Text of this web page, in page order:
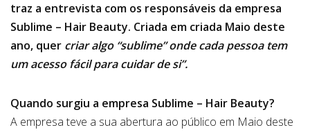
traz a entrevista com os responsáveis da empresa
Sublime – Hair Beauty. Criada em criada Maio deste
ano, quer criar algo “sublime” onde cada pessoa tem
um acesso fácil para cuidar de si”.
Quando surgiu a empresa Sublime – Hair Beauty?
A empresa teve a sua abertura ao público em Maio deste